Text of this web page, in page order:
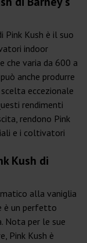
Pink Kush è il suo
indoor
che varia da 600 a
anche produrre
eccezionale
rendimenti
rendono Pink
e i coltivatori
Kush di
alla vaniglia
è un perfetto
Nota per le sue
Pink Kush è